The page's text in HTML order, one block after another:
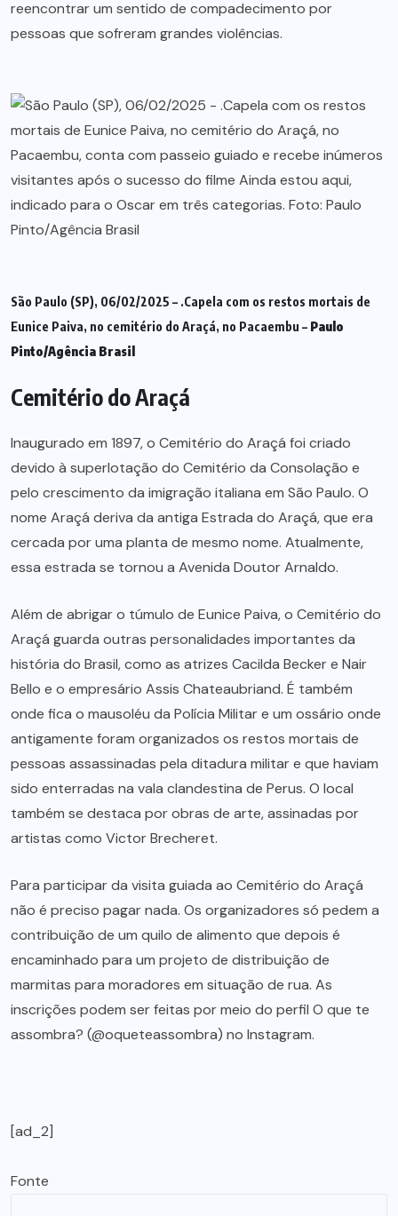
reencontrar um sentido de compadecimento por
pessoas que sofreram grandes violências.
São Paulo (SP), 06/02/2025 – .Capela com os restos mortais de
Eunice Paiva, no cemitério do Araçá, no Pacaembu – Paulo
Pinto/Agência Brasil
Cemitério do Araçá
Inaugurado em 1897, o Cemitério do Araçá foi criado
devido à superlotação do Cemitério da Consolação e
pelo crescimento da imigração italiana em São Paulo. O
nome Araçá deriva da antiga Estrada do Araçá, que era
cercada por uma planta de mesmo nome. Atualmente,
essa estrada se tornou a Avenida Doutor Arnaldo.
Além de abrigar o túmulo de Eunice Paiva, o Cemitério do
Araçá guarda outras personalidades importantes da
história do Brasil, como as atrizes Cacilda Becker e Nair
Bello e o empresário Assis Chateaubriand. É também
onde fica o mausoléu da Polícia Militar e um ossário onde
antigamente foram organizados os restos mortais de
pessoas assassinadas pela ditadura militar e que haviam
sido enterradas na vala clandestina de Perus. O local
também se destaca por obras de arte, assinadas por
artistas como Victor Brecheret.
Para participar da visita guiada ao Cemitério do Araçá
não é preciso pagar nada. Os organizadores só pedem a
contribuição de um quilo de alimento que depois é
encaminhado para um projeto de distribuição de
marmitas para moradores em situação de rua. As
inscrições podem ser feitas por meio do perfil O que te
assombra? (@oqueteassombra) no Instagram.
[ad_2]
Fonte